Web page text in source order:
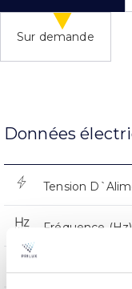
Sur demande
Données
Tension
Fréquence (Hz)